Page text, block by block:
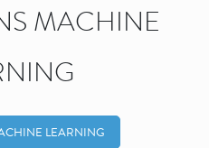
MACHINE
LEARNING